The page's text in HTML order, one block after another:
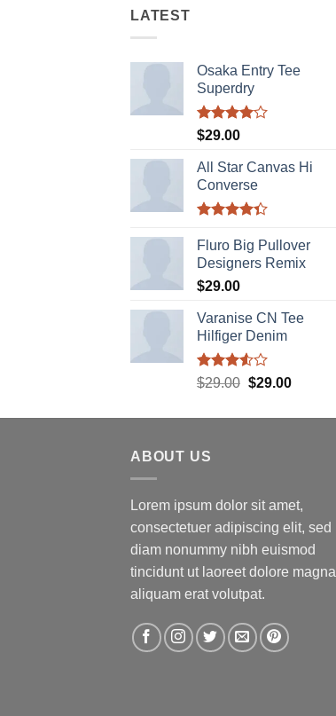
LATEST
Osaka Entry Tee
Superdry
Được
4.005
sao
$29.00
All Star Canvas Hi
Converse
hạng 4.33
5 sao
Fluro Big Pullover
Designers Remix
$29.00
Varanise CN Tee
Hilfiger Denim
Được
$29.00 Giá
là:
$29.00Giá
tại
ABOUT US
Lorem ipsum dolor sit amet,
consectetuer adipiscing elit, sed
diam nonummy nibh euismod
tincidunt ut laoreet dolore magna
aliquam erat volutpat.